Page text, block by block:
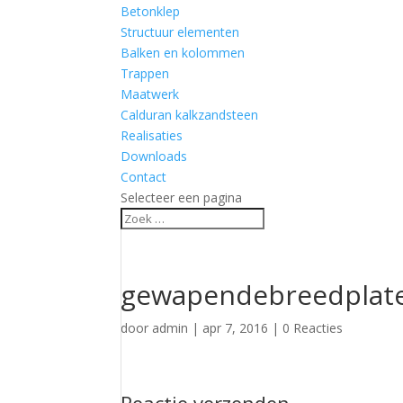
Betonklep
Structuur elementen
Balken en kolommen
Trappen
Maatwerk
Calduran kalkzandsteen
Realisaties
Downloads
Contact
Selecteer een pagina
door admin | apr 7, 2016 | 0 Reacties